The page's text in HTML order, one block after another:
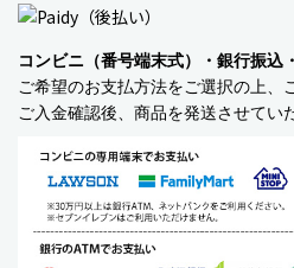
おもちゃ・ホビー
賞味期限間近・訳あり大特価
直輸入品
コンビニ（番号端末式）・銀行振込
ご希望のお支払方法をご選択の上、
ご入金確認後、商品を発送させてい